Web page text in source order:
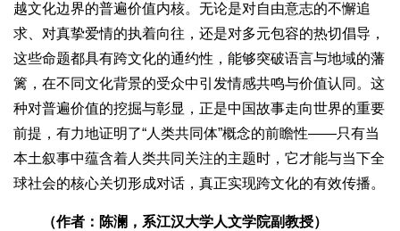
越文化边界的普遍价值内核。无论是对自由意志的不懈追
求、对真挚爱情的执着向往，还是对多元包容的热切倡导，
这些命题都具有跨文化的通约性，能够突破语言与地域的藩
篱，在不同文化背景的受众中引发情感共鸣与价值认同。这
种对普遍价值的挖掘与彰显，正是中国故事走向世界的重要
前提，有力地证明了“人类共同体”概念的前瞻性——只有当
本土叙事中蕴含着人类共同关注的主题时，它才能与当下全
球社会的核心关切形成对话，真正实现跨文化的有效传播。
（作者：陈澜，系江汉大学人文学院副教授）